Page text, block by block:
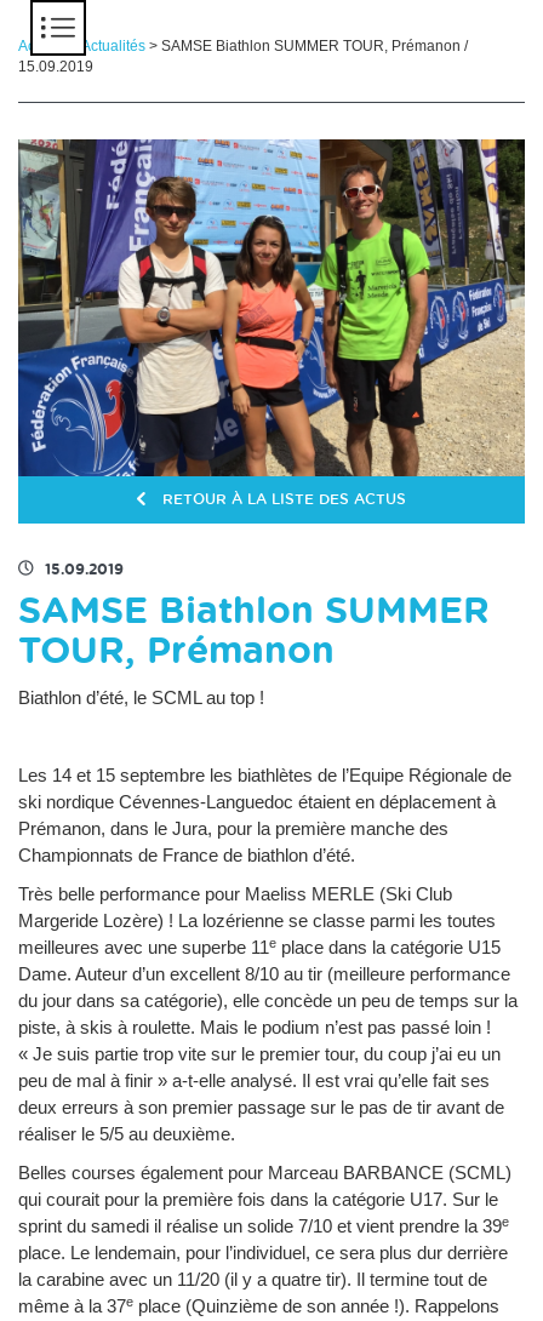
Accueil Actualités > SAMSE Biathlon SUMMER TOUR, Prémanon /
15.09.2019
RETOUR À LA LISTE DES ACTUS
15.09.2019
SAMSE Biathlon SUMMER
TOUR, Prémanon
Biathlon d’été, le SCML au top !
Les 14 et 15 septembre les biathlètes de l’Equipe Régionale de
ski nordique Cévennes-Languedoc étaient en déplacement à
Prémanon, dans le Jura, pour la première manche des
Championnats de France de biathlon d’été.
Très belle performance pour Maeliss MERLE (Ski Club
Margeride Lozère) ! La lozérienne se classe parmi les toutes
meilleures avec une superbe 11e place dans la catégorie U15
Dame. Auteur d’un excellent 8/10 au tir (meilleure performance
du jour dans sa catégorie), elle concède un peu de temps sur la
piste, à skis à roulette. Mais le podium n’est pas passé loin !
« Je suis partie trop vite sur le premier tour, du coup j’ai eu un
peu de mal à finir » a-t-elle analysé. Il est vrai qu’elle fait ses
deux erreurs à son premier passage sur le pas de tir avant de
réaliser le 5/5 au deuxième.
Belles courses également pour Marceau BARBANCE (SCML)
qui courait pour la première fois dans la catégorie U17. Sur le
sprint du samedi il réalise un solide 7/10 et vient prendre la 39e
place. Le lendemain, pour l’individuel, ce sera plus dur derrière
la carabine avec un 11/20 (il y a quatre tir). Il termine tout de
même à la 37e place (Quinzième de son année !). Rappelons